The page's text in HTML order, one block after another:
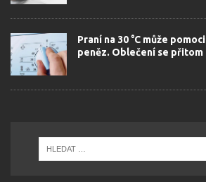
Praní na 30 °C může
peněz. Oblečení se přitom